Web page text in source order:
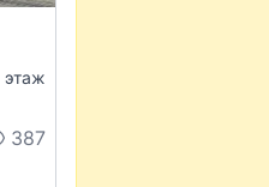
этаж
387